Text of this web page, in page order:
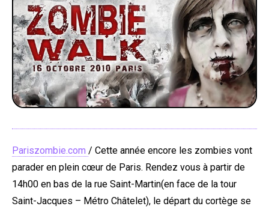
Pariszombie.com / Cette année encore les zombies vont
parader en plein cœur de Paris. Rendez vous à partir de
14h00 en bas de la rue Saint-Martin(en face de la tour
Saint-Jacques – Métro Châtelet), le départ du cortège se